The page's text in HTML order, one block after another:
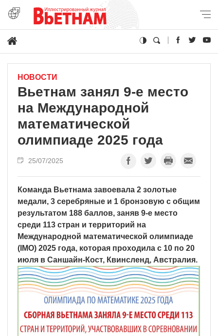
НОВОСТИ
Вьетнам занял 9-е место
на Международной
математической
олимпиаде 2025 года
25/07/2025
Команда Вьетнама завоевала 2 золотые
медали, 3 серебряные и 1 бронзовую с общим
результатом 188 баллов, заняв 9-е место
среди 113 стран и территорий на
Международной математической олимпиаде
(IMO) 2025 года, которая проходила с 10 по 20
июля в Саншайн-Кост, Квинсленд, Австралия.